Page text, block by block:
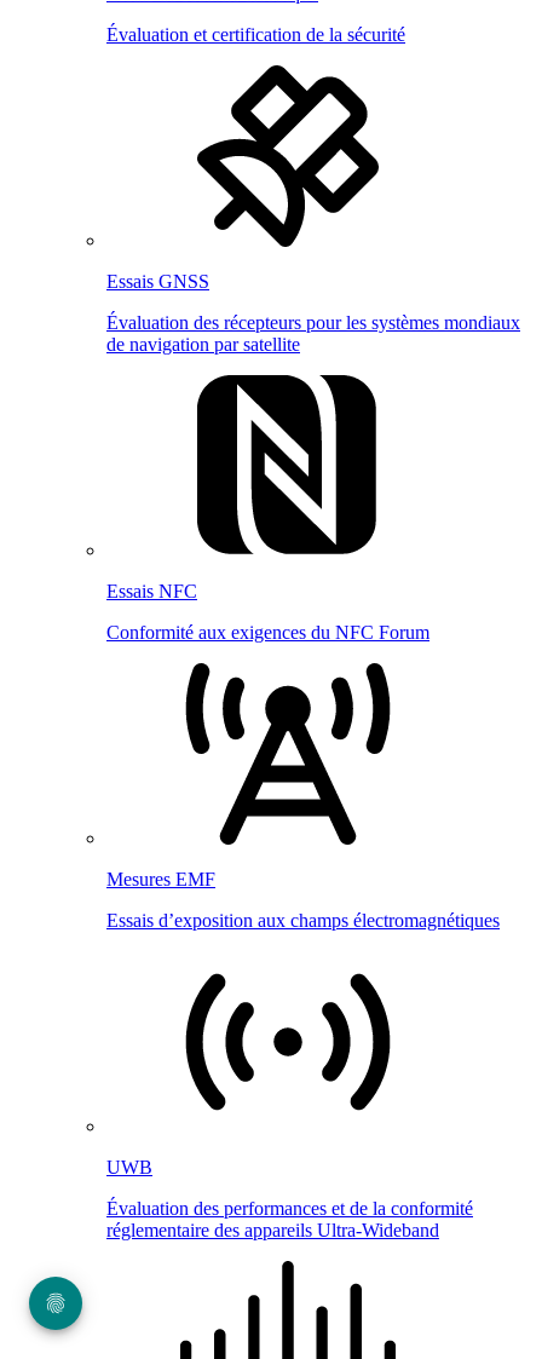
Évaluation et certification de la sécurité
Essais GNSS
Évaluation des récepteurs pour les systèmes mondiaux
de navigation par satellite
Essais NFC
Conformité aux exigences du NFC Forum
Mesures EMF
Essais d’exposition aux champs électromagnétiques
UWB
Évaluation des performances et de la conformité
réglementaire des appareils Ultra-Wideband